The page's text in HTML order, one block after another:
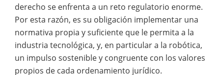
derecho se enfrenta a un reto regulatorio enorme.
Por esta razón, es su obligación implementar una
normativa propia y suficiente que le permita a la
industria tecnológica, y, en particular a la robótica,
un impulso sostenible y congruente con los valores
propios de cada ordenamiento jurídico.